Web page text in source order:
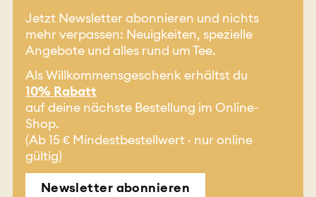
Jetzt Newsletter abonnieren und nichts
mehr verpassen: Neuigkeiten, spezielle
Angebote und alles rund um Tee.
Als Willkommensgeschenk erhältst du
10% Rabatt
auf deine nächste Bestellung im Online-
Shop.
(Ab 15 € Mindestbestellwert · nur online
gültig)
Newsletter abonnieren